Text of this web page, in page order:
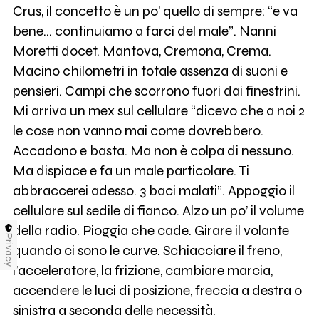
Crus, il concetto è un po’ quello di sempre: “e va
bene… continuiamo a farci del male”. Nanni
Moretti docet. Mantova, Cremona, Crema.
Macino chilometri in totale assenza di suoni e
pensieri. Campi che scorrono fuori dai finestrini.
Mi arriva un mex sul cellulare “dicevo che a noi 2
le cose non vanno mai come dovrebbero.
Accadono e basta. Ma non è colpa di nessuno.
Ma dispiace e fa un male particolare. Ti
abbraccerei adesso. 3 baci malati”. Appoggio il
cellulare sul sedile di fianco. Alzo un po’ il volume
della radio. Pioggia che cade. Girare il volante
quando ci sono le curve. Schiacciare il freno,
l’acceleratore, la frizione, cambiare marcia,
accendere le luci di posizione, freccia a destra o
sinistra a seconda delle necessità.
Privacy